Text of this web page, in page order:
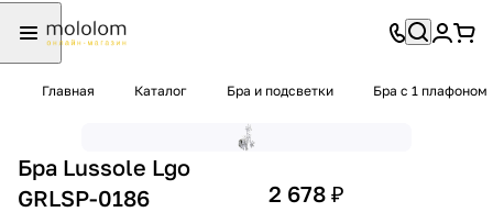
Главная Каталог Бра и подсветки Бра с 1 плафоном
Бра Lussole Lgo
GRLSP-0186
2 678 ₽